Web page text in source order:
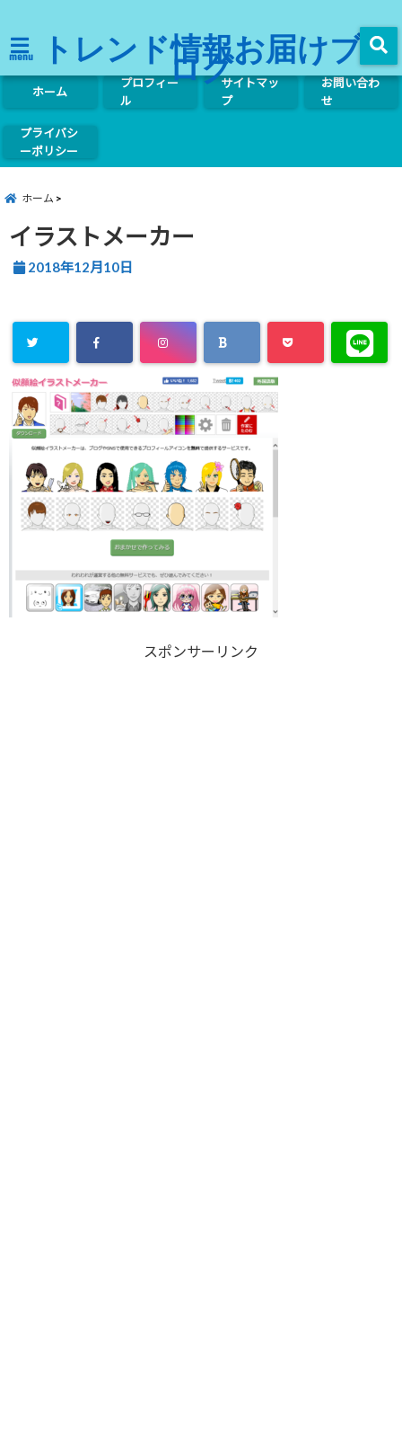
menu トレンド情報お届けブ
ログ
ホーム
プロフィー
ル
サイトマッ
プ
お問い合わ
せ
プライバシ
ーポリシー
ホーム
イラストメーカー
2018年12月10日
スポンサーリンク